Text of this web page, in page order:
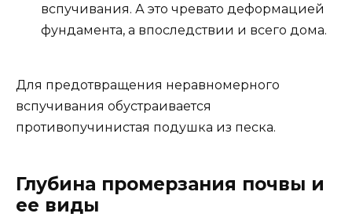
вспучивания. А это чревато деформацией
фундамента, а впоследствии и всего дома.
Для предотвращения неравномерного
вспучивания обустраивается
противопучинистая подушка из песка.
Глубина промерзания почвы и
ее виды